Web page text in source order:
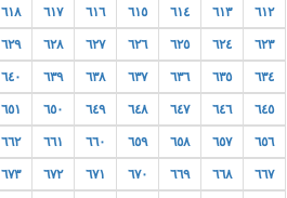
٦١٢ ٦١٣ ٦١٤ ٦١٥ ٦١٦ ٦١٧ ٦١٨
٦٢٣ ٦٢٤ ٦٢٥ ٦٢٦ ٦٢٧ ٦٢٨ ٦٢٩
٦٣٤ ٦٣٥ ٦٣٦ ٦٣٧ ٦٣٨ ٦٣٩ ٦٤٠
٦٤٥ ٦٤٦ ٦٤٧ ٦٤٨ ٦٤٩ ٦٥٠ ٦٥١
٦٥٦ ٦٥٧ ٦٥٨ ٦٥٩ ٦٦٠ ٦٦١ ٦٦٢
٦٦٧ ٦٦٨ ٦٦٩ ٦٧٠ ٦٧١ ٦٧٢ ٦٧٣